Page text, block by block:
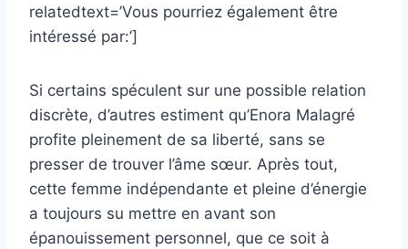
relatedtext=’Vous pourriez également être
intéressé par:’]
Si certains spéculent sur une possible relation
discrète, d’autres estiment qu’Enora Malagré
profite pleinement de sa liberté, sans se
presser de trouver l’âme sœur. Après tout,
cette femme indépendante et pleine d’énergie
a toujours su mettre en avant son
épanouissement personnel, que ce soit à